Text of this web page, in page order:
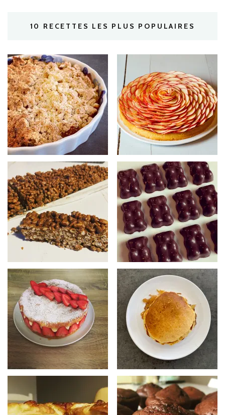
10 RECETTES LES PLUS POPULAIRES